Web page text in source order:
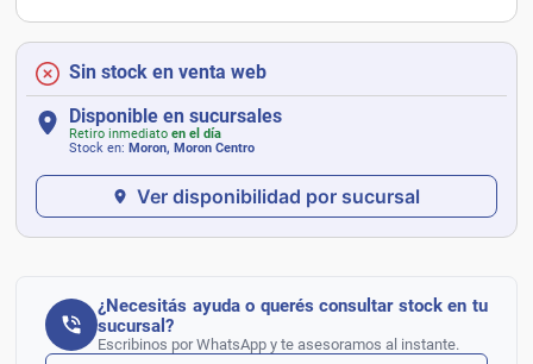
Sin stock en venta web
Disponible en sucursales
Retiro inmediato en el día
Stock en: Moron, Moron Centro
Ver disponibilidad por sucursal
¿Necesitás ayuda o querés consultar stock en tu
sucursal?
Escribinos por WhatsApp y te asesoramos al instante.